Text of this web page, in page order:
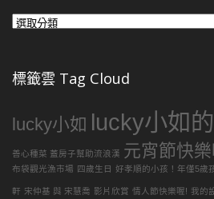
各
片
文
分
類
標籤雲 Tag Cloud
lucky小如 lucky小如
善心種菜 蓋房子幫助流浪漢 元宵節快
布袋觀光漁市場 四歲生日 好孝順的小孩！年僅5歲
軒 宋仲基 與 宋慧喬 影片欣賞 情人節快樂喔! 我的